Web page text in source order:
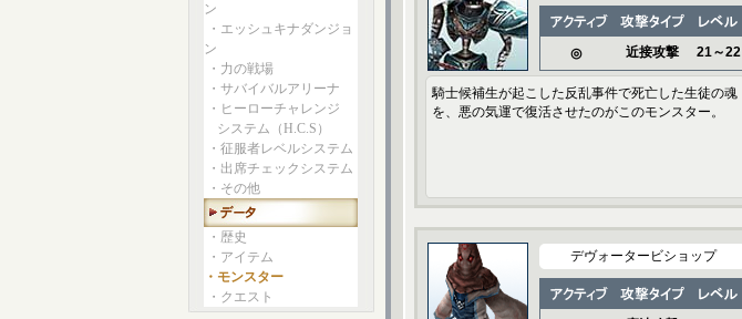
ン
・エッシュキナダンジョ
ン
・力の戦場
・サバイバルアリーナ
・ヒーローチャレンジ
システム（H.C.S）
・征服者レベルシステム
・出席チェックシステム
・その他
・歴史
・アイテム
・モンスター
・クエスト
◎ 近接攻撃 21～22
騎士候補生が起こした反乱事件で死亡した生徒の魂
を、悪の気運で復活させたのがこのモンスター。
デヴォータービショップ